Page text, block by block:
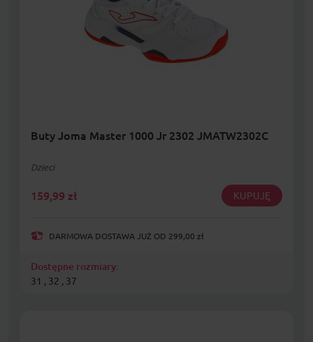
Buty Joma Master 1000 Jr 2302 JMATW2302C
Dzieci
159,99 zł KUPUJĘ
DARMOWA DOSTAWA JUŻ OD 299,00 zł
Dostępne rozmiary:
31 , 32 , 37